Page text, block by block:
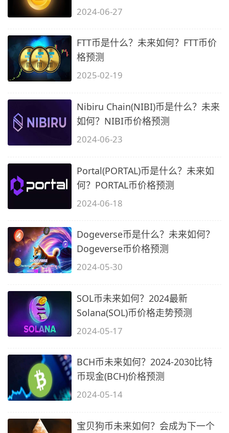
2024-06-27
FTT币是什么？未来如何？FTT币价
格预测
2025-02-19
Nibiru Chain(NIBI)币是什么？未来
如何？NIBI币价格预测
2024-06-23
Portal(PORTAL)币是什么？未来如
何？PORTAL币价格预测
2024-06-18
Dogeverse币是什么？未来如何？
Dogeverse币价格预测
2024-05-30
SOL币未来如何？2024最新
Solana(SOL)币价格走势预测
2024-05-17
BCH币未来如何？2024-2030比特
币现金(BCH)价格预测
2024-05-14
宝贝狗币未来如何？会成为下一个